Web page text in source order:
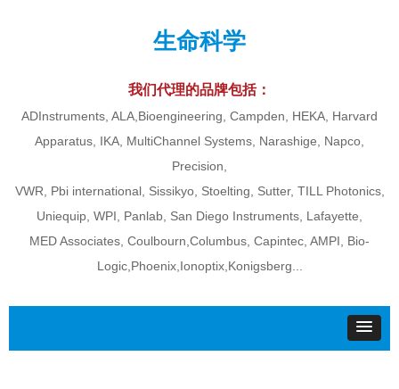
生命科学
我们代理的品牌包括：
ADInstruments, ALA,Bioengineering, Campden, HEKA, Harvard
Apparatus, IKA, MultiChannel Systems, Narashige, Napco,
Precision,
VWR, Pbi international, Sissikyo, Stoelting, Sutter, TILL Photonics,
Uniequip, WPI, Panlab, San Diego Instruments, Lafayette,
MED Associates, Coulbourn,Columbus, Capintec, AMPI, Bio-
Logic,Phoenix,Ionoptix,Konigsberg...